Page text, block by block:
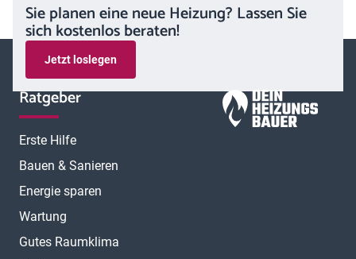
Sie planen eine neue Heizung? Lassen Sie
sich kostenlos beraten!
Jetzt loslegen
Ratgeber
Erste Hilfe
Bauen & Sanieren
Energie sparen
Wartung
Gutes Raumklima